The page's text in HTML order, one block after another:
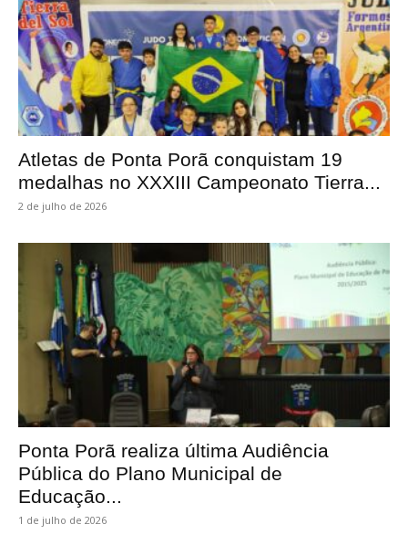
Atletas de Ponta Porã conquistam 19
medalhas no XXXIII Campeonato Tierra...
2 de julho de 2026
Ponta Porã realiza última Audiência
Pública do Plano Municipal de
Educação...
1 de julho de 2026